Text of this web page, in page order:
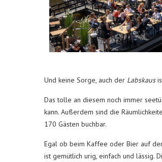
Und keine Sorge, auch der Labskaus
Das tolle an diesem noch immer
kann. Außerdem sind die
170 Gästen buchbar.
Egal ob beim Kaffee oder Bier auf
ist gemütlich urig, einfach und lässig.